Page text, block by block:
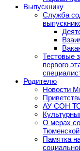
Выпускнику
Служба
Тестовые
первого
Родителю
Новости
АУ СОН
О мерах
Памятка